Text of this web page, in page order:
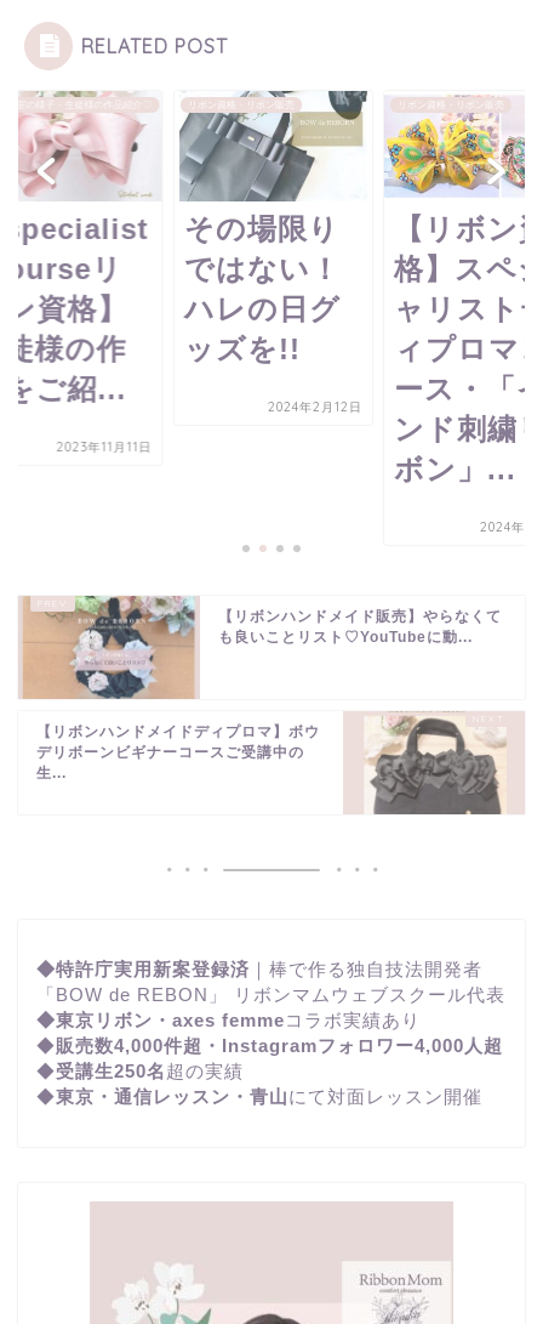
RELATED POST
specialist
リ
資格】
様の作
ご紹...
2023年11月11日
リボン資格・リボン販売
その場限り
ではない！
ハレの日グ
ッズを!!
2024年2月12日
リボン資格・リボン販売
【リボン
格】スペ
ャリスト
ィプロマ
ース・「
ンド刺繍
ボン」...
2024年5
【リボンハンドメイド販売】やらなくて
も良いことリスト♡YouTubeに動...
【リボンハンドメイドディプロマ】ボウ
デリボーンビギナーコースご受講中の
生...
◆特許庁実用新案登録済 ｜棒で作る独自技法開発者
「BOW de REBON」 リボンマムウェブスクール代表
◆東京リボン・axes femmeコラボ実績あり
◆販売数4,000件超・Instagramフォロワー4,000人超
◆受講生250名 超の実績
◆東京・通信レッスン・青山にて対面レッスン開催